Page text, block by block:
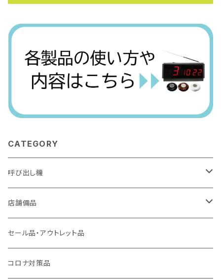
CATEGORY
呼び出し機
アーバンコール20
シーザーコール＆レイガンコール
コールギア
店舗備品
傘袋装着機 無滴くん
フレッシュパッカー
セール品・アウトレット品
コロナ対策品